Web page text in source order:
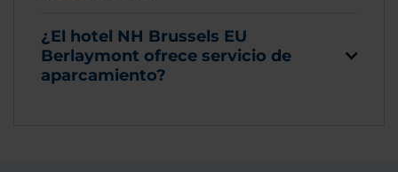
¿El hotel NH Brussels EU
Berlaymont ofrece servicio de
aparcamiento?